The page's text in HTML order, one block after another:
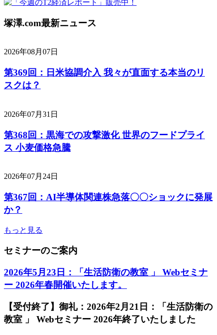
塚澤.com最新ニュース
2026年08月07日
第369回：日米協調介入 我々が直面する本当のリ
スクは？
2026年07月31日
第368回：黒海での攻撃激化 世界のフードプライ
ス 小麦価格急騰
2026年07月24日
第367回：AI半導体関連株急落〇〇ショックに発展
か？
もっと見る
セミナーのご案内
2026年5月23日：「生活防衛の教室 」 Webセミナ
ー 2026年春開催いたします。
【受付終了】御礼：2026年2月21日：「生活防衛の
教室 」 Webセミナー 2026年終了いたしました